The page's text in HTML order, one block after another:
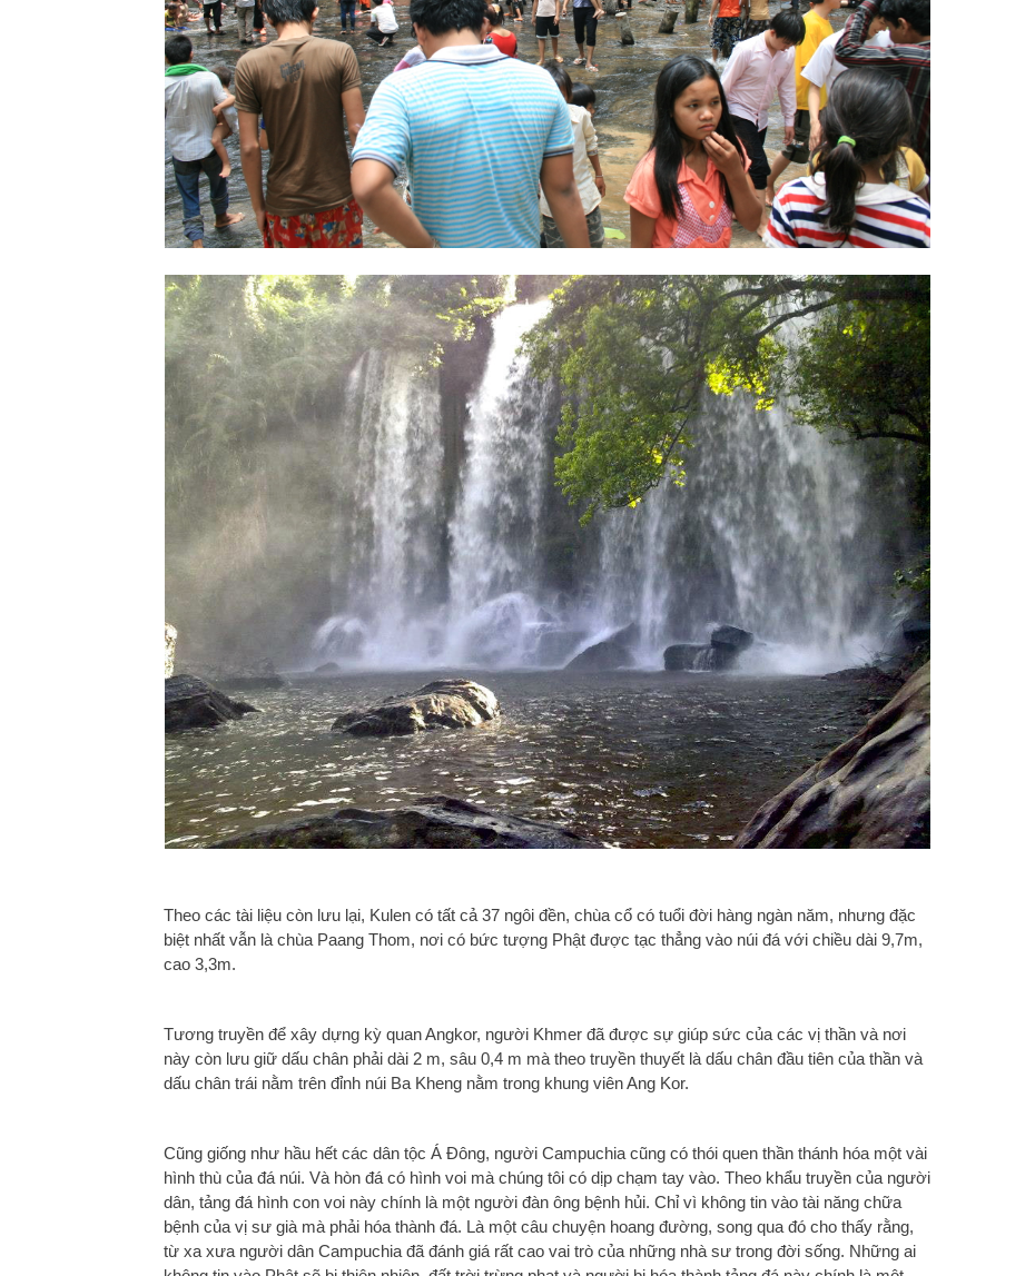
Theo các tài liệu còn lưu lại, Kulen có tất cả 37 ngôi đền, chùa cổ có tuổi đời hàng ngàn năm, nhưng đặc
biệt nhất vẫn là chùa Paang Thom, nơi có bức tượng Phật được tạc thẳng vào núi đá với chiều dài 9,7m,
cao 3,3m.
Tương truyền để xây dựng kỳ quan Angkor, người Khmer đã được sự giúp sức của các vị thần và nơi
này còn lưu giữ dấu chân phải dài 2 m, sâu 0,4 m mà theo truyền thuyết là dấu chân đầu tiên của thần và
dấu chân trái nằm trên đỉnh núi Ba Kheng nằm trong khung viên Ang Kor.
Cũng giống như hầu hết các dân tộc Á Đông, người Campuchia cũng có thói quen thần thánh hóa một vài
hình thù của đá núi. Và hòn đá có hình voi mà chúng tôi có dịp chạm tay vào. Theo khẩu truyền của người
dân, tảng đá hình con voi này chính là một người đàn ông bệnh hủi. Chỉ vì không tin vào tài năng chữa
bệnh của vị sư già mà phải hóa thành đá. Là một câu chuyện hoang đường, song qua đó cho thấy rằng,
từ xa xưa người dân Campuchia đã đánh giá rất cao vai trò của những nhà sư trong đời sống. Những ai